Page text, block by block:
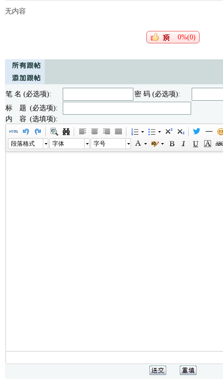
无内容
0%(0)
笔 名 (必选项):
密 码 (必选项):
标 题 (必选项):
内 容 (选填项):
段落格式 字体 字号